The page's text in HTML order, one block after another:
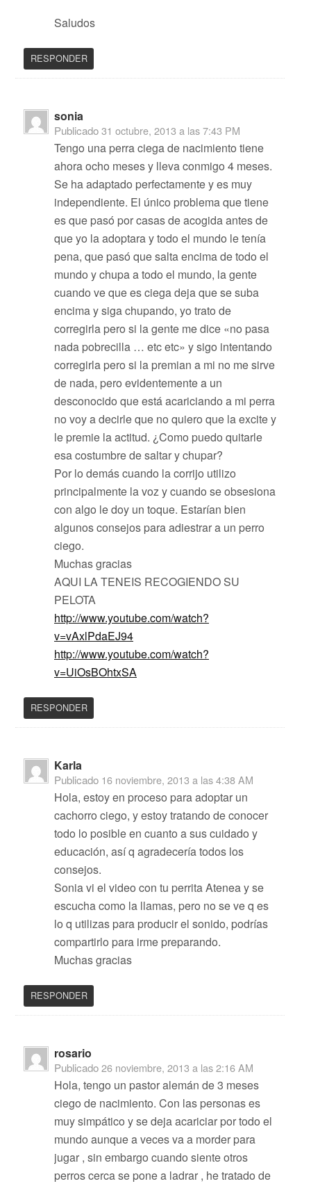
Saludos
RESPONDER
sonia
Publicado31 octubre, 2013 a las 7:43 PM
Tengo una perra ciega de nacimiento tiene
ahora ocho meses y lleva conmigo 4 meses.
Se ha adaptado perfectamente y es muy
independiente. El único problema que tiene
es que pasó por casas de acogida antes de
que yo la adoptara y todo el mundo le tenía
pena, que pasó que salta encima de todo el
mundo y chupa a todo el mundo, la gente
cuando ve que es ciega deja que se suba
encima y siga chupando, yo trato de
corregirla pero si la gente me dice «no pasa
nada pobrecilla … etc etc» y sigo intentando
corregirla pero si la premian a mi no me sirve
de nada, pero evidentemente a un
desconocido que está acariciando a mi perra
no voy a decirle que no quiero que la excite y
le premie la actitud. ¿Como puedo quitarle
esa costumbre de saltar y chupar?
Por lo demás cuando la corrijo utilizo
principalmente la voz y cuando se obsesiona
con algo le doy un toque. Estarían bien
algunos consejos para adiestrar a un perro
ciego.
Muchas gracias
AQUI LA TENEIS RECOGIENDO SU
PELOTA
http://www.youtube.com/watch?
v=vAxlPdaEJ94
http://www.youtube.com/watch?
v=UiOsBOhtxSA
RESPONDER
Karla
Publicado 16 noviembre, 2013 a las 4:38 AM
Hola, estoy en proceso para adoptar un
cachorro ciego, y estoy tratando de conocer
todo lo posible en cuanto a sus cuidado y
educación, así q agradecería todos los
consejos.
Sonia vi el video con tu perrita Atenea y se
escucha como la llamas, pero no se ve q es
lo q utilizas para producir el sonido, podrías
compartirlo para irme preparando.
Muchas gracias
RESPONDER
rosario
Publicado26 noviembre, 2013 a las 2:16 AM
Hola, tengo un pastor alemán de 3 meses
ciego de nacimiento. Con las personas es
muy simpático y se deja acariciar por todo el
mundo aunque a veces va a morder para
jugar , sin embargo cuando siente otros
perros cerca se pone a ladrar , he tratado de